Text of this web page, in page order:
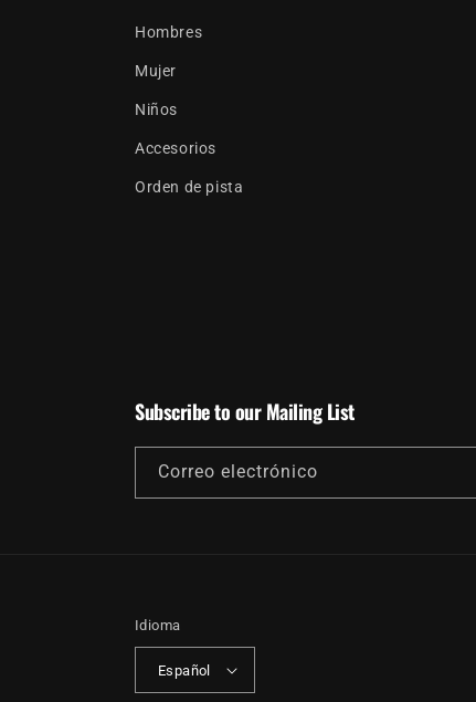
Hombres
Mujer
Niños
Accesorios
Orden de pista
Subscribe to our Mailing List
Correo electrónico
Idioma
Español